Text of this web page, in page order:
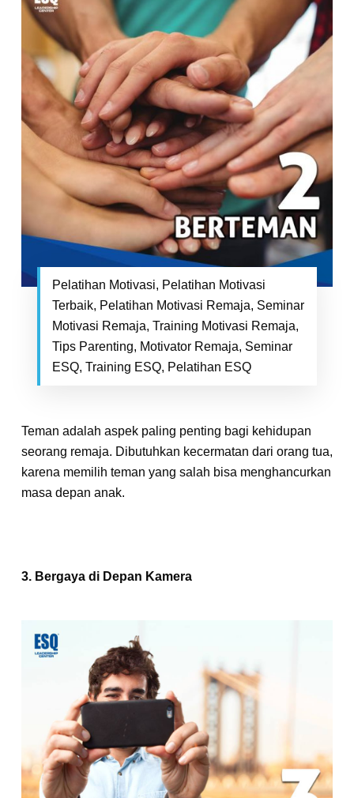
Pelatihan Motivasi, Pelatihan Motivasi
Terbaik, Pelatihan Motivasi Remaja, Seminar
Motivasi Remaja, Training Motivasi Remaja,
Tips Parenting, Motivator Remaja, Seminar
ESQ, Training ESQ, Pelatihan ESQ
Teman adalah aspek paling penting bagi kehidupan
seorang remaja. Dibutuhkan kecermatan dari orang tua,
karena memilih teman yang salah bisa menghancurkan
masa depan anak.
3. Bergaya di Depan Kamera